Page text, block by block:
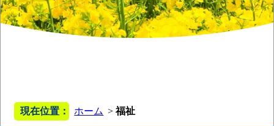
現在位置： ホーム 福祉